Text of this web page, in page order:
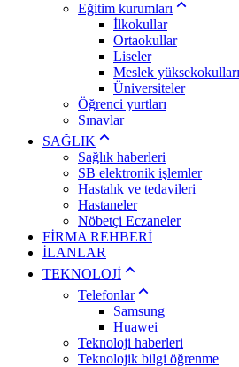
Eğitim kurumları
İlkokullar
Ortaokullar
Liseler
Meslek yüksekokulları
Üniversiteler
Öğrenci yurtları
Sınavlar
SAĞLIK
Sağlık haberleri
SB elektronik işlemler
Hastalık ve tedavileri
Hastaneler
Nöbetçi Eczaneler
FİRMA REHBERİ
İLANLAR
TEKNOLOJİ
Telefonlar
Samsung
Huawei
Teknoloji haberleri
Teknolojik bilgi öğrenme